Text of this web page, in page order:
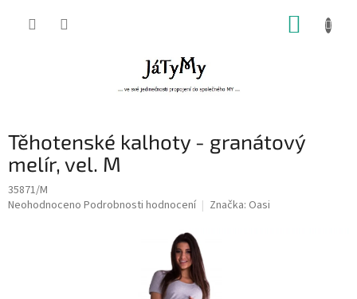
Těhotenské kalhoty - granátový
melír, vel. M
35871/M
Průměrné
Neohodnoceno Podrobnosti hodnocení Značka: Oasi